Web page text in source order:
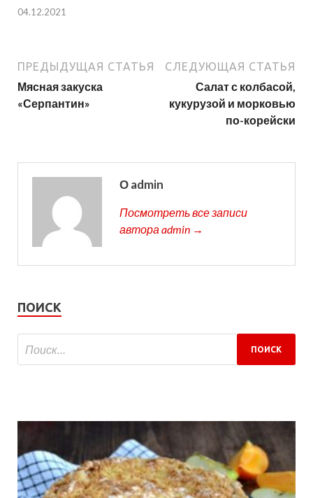
04.12.2021
ПРЕДЫДУЩАЯ СТАТЬЯ
Мясная закуска
«Серпантин»
СЛЕДУЮЩАЯ СТАТЬЯ
Салат с колбасой,
кукурузой и морковью
по-корейски
О admin
Посмотреть все записи
автора admin →
ПОИСК